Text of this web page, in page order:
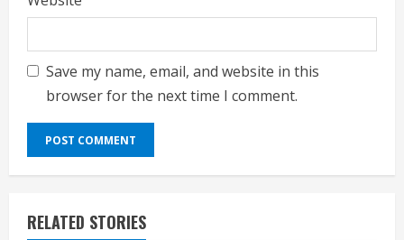
Save my name, email, and website in this
browser for the next time I comment.
RELATED STORIES